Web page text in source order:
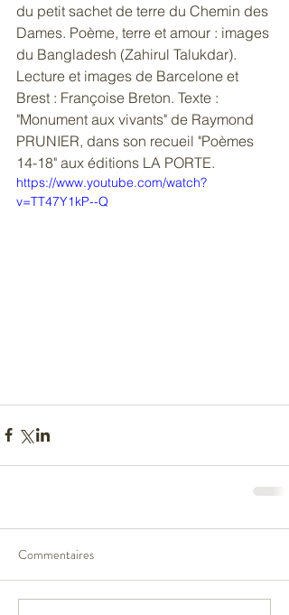
du petit sachet de terre du Chemin des
Dames. Poème, terre et amour : images
du Bangladesh (Zahirul Talukdar).
Lecture et images de Barcelone et
Brest : Françoise Breton. Texte :
"Monument aux vivants" de Raymond
PRUNIER, dans son recueil "Poèmes
14-18" aux éditions LA PORTE.
https://www.youtube.com/watch?
v=TT47Y1kP--Q
Commentaires